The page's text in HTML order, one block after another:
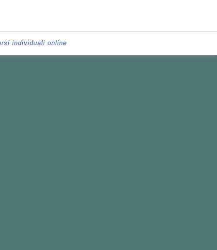
individuali online